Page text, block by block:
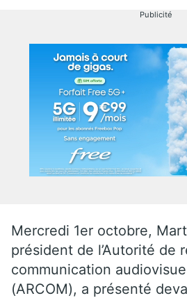
Publicité
Mercredi 1er octobre,
président de l’Autorité de
communication
(ARCOM), a présenté